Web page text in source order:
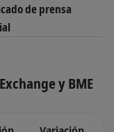
de prensa
y BME